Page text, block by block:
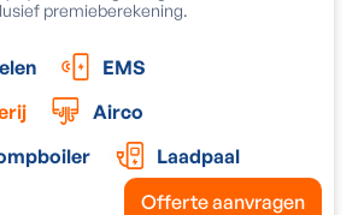
premieberekening.
EMS
Airco
Laadpaal
Offerte aanvragen